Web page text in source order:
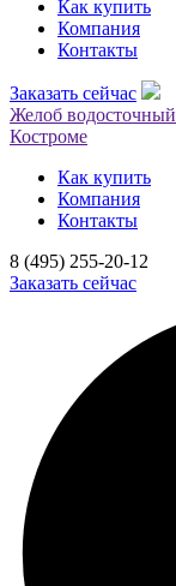
Как купить
Компания
Контакты
Заказать сейчас
Желоб
Костроме
Как купить
Компания
Контакты
8 (495) 255-20-12
Заказать сейчас